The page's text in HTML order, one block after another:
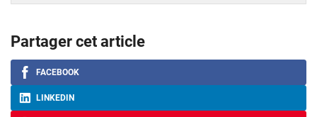
Partager cet article
FACEBOOK
LINKEDIN